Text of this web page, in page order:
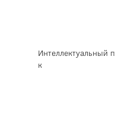
Интеллектуальный
к